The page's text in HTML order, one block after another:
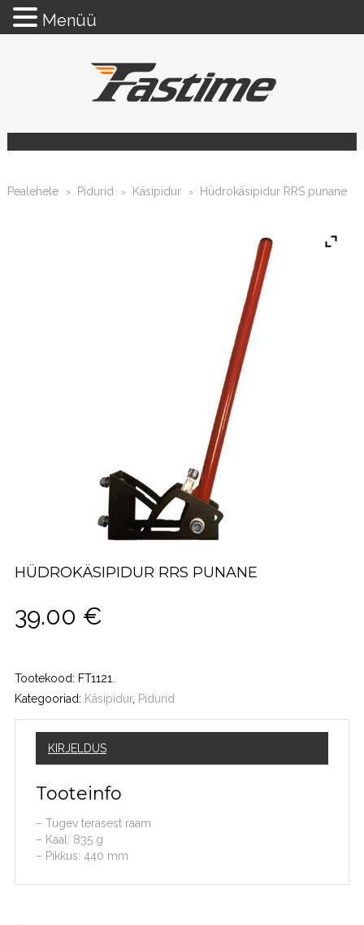
Pealehele > Pidurid > Käsipidur > Hüdrokäsipidur RRS punane
HÜDROKÄSIPIDUR RRS PUNANE
39.00 €
Tootekood: FT1121
Kategooriad: Käsipidur, Pidurid
KIRJELDUS
Tooteinfo
– Tugev terasest raam
– Kaal : 835 g
– Pikkus: 440 mm
Menüü